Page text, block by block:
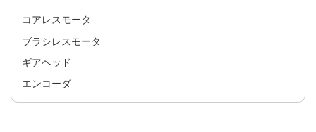
コアレスモータ​
ブラシレスモータ​
ギアヘッド​
エンコーダ